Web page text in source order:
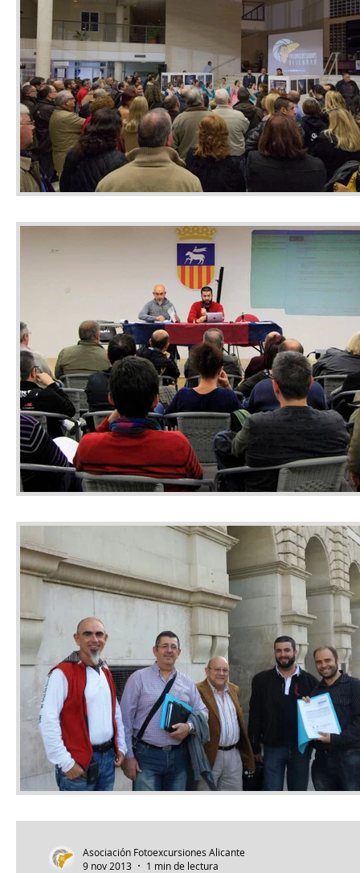
Asociación Fotoexcursiones Alicante
9 nov 2013
1 min de lectura